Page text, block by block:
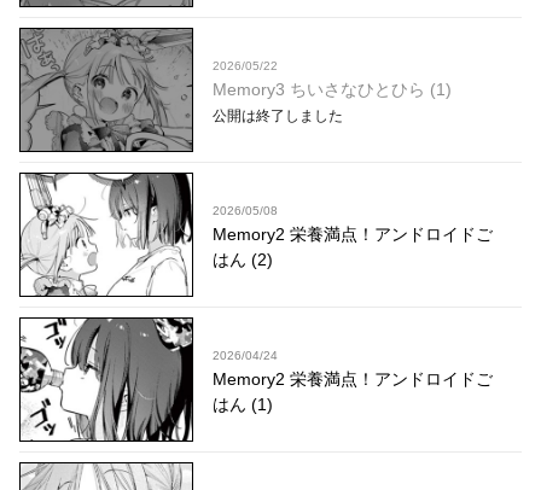
2026/05/22
Memory3 ちいさなひとひら (1)
公開は終了しました
2026/05/08
Memory2 栄養満点！アンドロイドご
はん (2)
2026/04/24
Memory2 栄養満点！アンドロイドご
はん (1)